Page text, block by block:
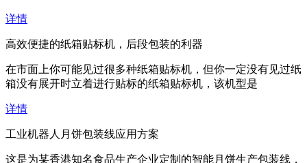
详情
高效便捷的纸箱贴标机，后段包装的利器
在市面上你可能见过很多种纸箱贴标机，但你一定没有见过纸
箱没有展开时立着进行贴标的纸箱贴标机，该机型是
详情
工业机器人月饼包装线应用方案
这是为某香港知名食品生产企业定制的智能月饼生产包装线，